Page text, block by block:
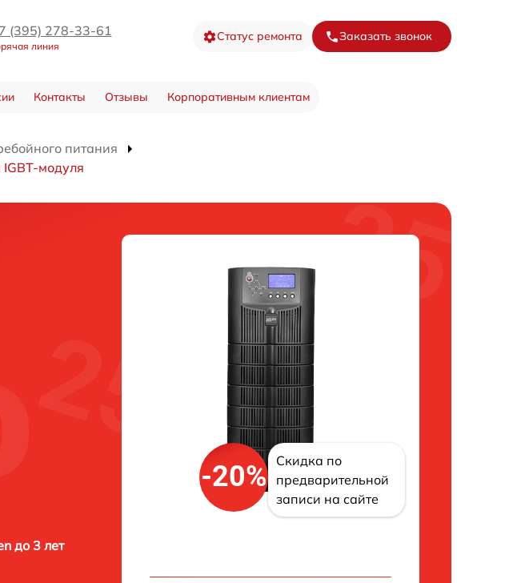
(395) 278-33-61
линия
Статус ремонта Заказать звонок
Контакты Отзывы Корпоративным клиентам
питания
модуля
до 3 лет
-20%
Скидка по
предварительной
записи на сайте